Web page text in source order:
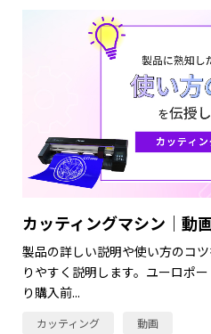
カッティングマシン｜動
製品の詳しい説明や使い方のコ
りやすく説明します。ユーロポ
り購入前...
カッティング 動画